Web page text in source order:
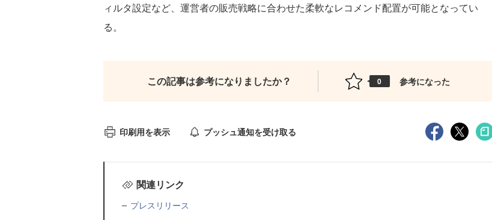
ィルタ設定など、運営者の販売戦略に合わせた柔軟なレコメンド配置が可能となってい
る。
この記事は参考になりましたか？ 0 参考になった
印刷用を表示 プッシュ通知を受け取る
関連リンク
プレスリリース